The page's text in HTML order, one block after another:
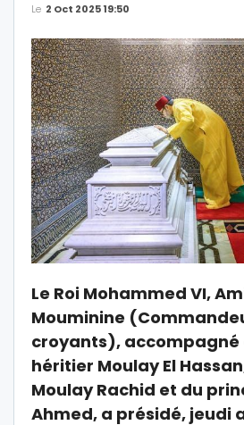
Le 2 Oct 2025 19:50
Le Roi Mohammed VI,
Mouminine
croyants), accompagné
héritier Moulay El
Moulay Rachid et du
Ahmed, a présidé, jeudi